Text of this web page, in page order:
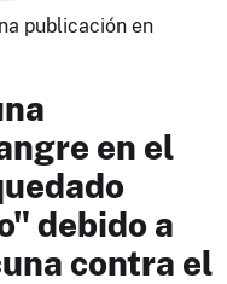
publicación en
en el
debido a
contra el